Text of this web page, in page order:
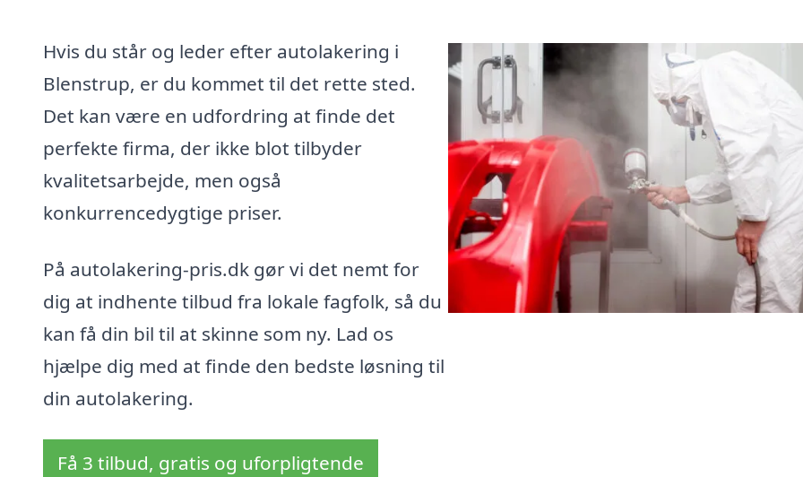
Hvis du står og leder efter autolakering i
Blenstrup, er du kommet til det rette sted.
Det kan være en udfordring at finde det
perfekte firma, der ikke blot tilbyder
kvalitetsarbejde, men også
konkurrencedygtige priser.
På autolakering-pris.dk gør vi det nemt for
dig at indhente tilbud fra lokale fagfolk, så du
kan få din bil til at skinne som ny. Lad os
hjælpe dig med at finde den bedste løsning til
din autolakering.
Få 3 tilbud, gratis og uforpligtende